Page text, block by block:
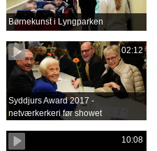
Børnekunst i Lyngparken
02:12
Syddjurs Award 2017 -
netværkerkeri før showet
10:08